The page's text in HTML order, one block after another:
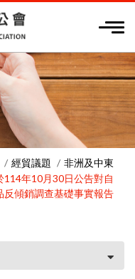
經貿議題
非洲及中東
年10月30日公告對自
傾銷調查基礎事實報告